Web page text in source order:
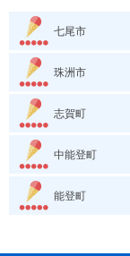
七尾市
珠洲市
志賀町
中能登町
能登町